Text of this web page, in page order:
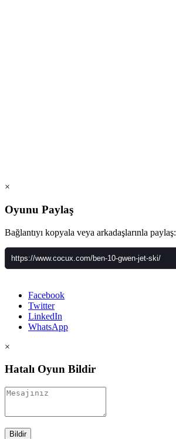
×
Oyunu Paylaş
Bağlantıyı kopyala veya arkadaşlarınla paylaş:
Facebook
Twitter
LinkedIn
WhatsApp
×
Hatalı Oyun Bildir
Bildir